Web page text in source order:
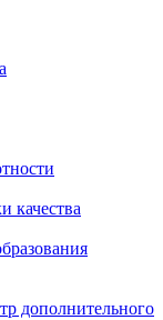
качества
дополнительного